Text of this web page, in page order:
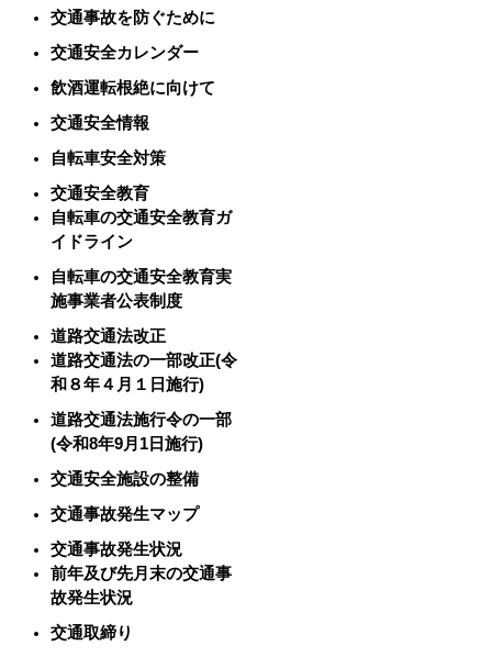
交通事故を防ぐために
交通安全カレンダー
飲酒運転根絶に向けて
交通安全情報
自転車安全対策
交通安全教育
自転車の交通安全教育ガ
イドライン
自転車の交通安全教育実
施事業者公表制度
道路交通法改正
道路交通法の一部改正(令
和８年４月１日施行)
道路交通法施行令の一部
(令和8年9月1日施行)
交通安全施設の整備
交通事故発生マップ
交通事故発生状況
前年及び先月末の交通事
故発生状況
交通取締り